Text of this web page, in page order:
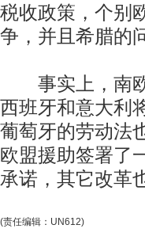
税收政策，个别
争，并且希腊的
事实上，南欧
西班牙和意大利
葡萄牙的劳动法
欧盟援助签署了
承诺，其它改革
(责任编辑：UN612)